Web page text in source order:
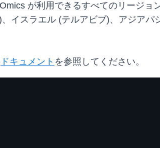
が利用できるすべてのリージ
イスラエル (テルアビブ)、アジア
ドキュメント を参照してください。